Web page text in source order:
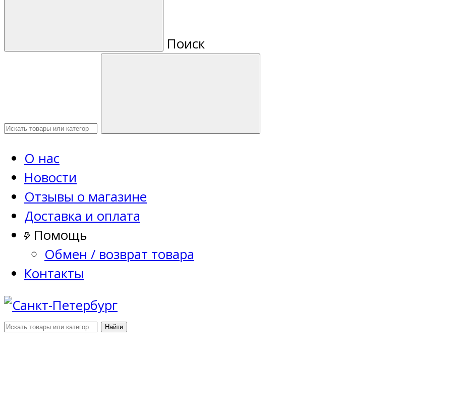
Поиск
О нас
Новости
Отзывы о магазине
Доставка и оплата
Помощь
Обмен / возврат товара
Контакты
Найти